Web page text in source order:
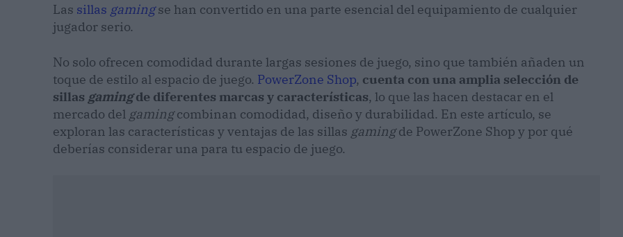
Las sillas gamingse han convertido en una parte esencial del equipamiento de cualquier
jugador serio.
No solo ofrecen comodidad durante largas sesiones de juego, sino que también añaden un
toque de estilo al espacio de juego. PowerZone Shop, cuenta con una amplia selección de
sillas gamingde diferentes marcas y características, lo que las hacen destacar en el
mercado del gamingcombinan comodidad, diseño y durabilidad. En este artículo, se
exploran las características y ventajas de las sillas gamingde PowerZone Shop y por qué
deberías considerar una para tu espacio de juego.